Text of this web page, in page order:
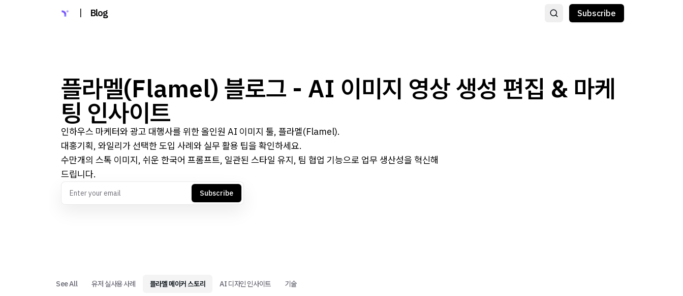
| Blog Subscribe
플라멜(Flamel) 블로그 - AI 이미지 영상 생성 편집 & 마케
팅 인사이트
인하우스 마케터와 광고 대행사를 위한 올인원 AI 이미지 툴, 플라멜(Flamel).
대홍기획, 와일리가 선택한 도입 사례와 실무 활용 팁을 확인하세요.
수만개의 스톡 이미지, 쉬운 한국어 프롬프트, 일관된 스타일 유지, 팀 협업 기능으로 업무 생산성을 혁신해
드립니다.
Subscribe
See All 유저 실사용 사례 플라멜 메이커 스토리 AI 디자인 인사이트 기술